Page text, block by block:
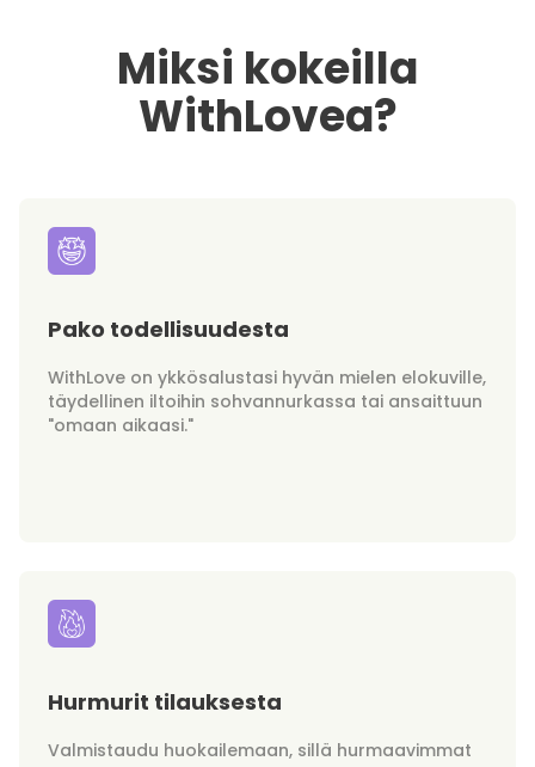
Miksi kokeilla
WithLovea?
Pako todellisuudesta
WithLove on ykkösalustasi hyvän mielen elokuville,
täydellinen iltoihin sohvannurkassa tai ansaittuun
"omaan aikaasi."
Hurmurit tilauksesta
Valmistaudu huokailemaan, sillä hurmaavimmat